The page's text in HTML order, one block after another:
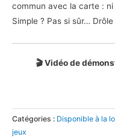
commun avec la carte : ni
Simple ? Pas si sûr…
🎬 Vidéo de
Catégories : Disponible à la
jeux